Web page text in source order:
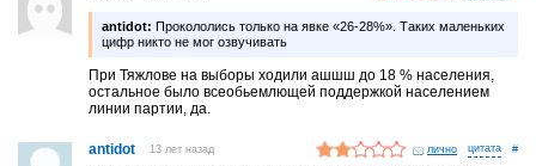
antidot: Прокололись только на явке «26-28%». Таких маленьких
цифр никто не мог озвучивать
При Тяжлове на выборы ходили ашшш до 18 % населения,
остальное было всеобьемлющей поддержкой населением
линии партии, да.
antidot 13 лет назад лично #